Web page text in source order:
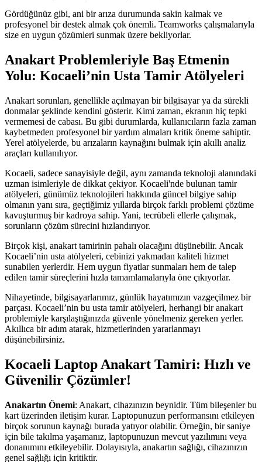
Gördüğünüz gibi, ani bir arıza durumunda sakin kalmak ve
profesyonel bir destek almak çok önemli. Teamworks çalışmalarıyla
size en uygun çözümleri sunmak üzere bekliyorlar.
Anakart Problemleriyle Baş Etmenin
Yolu: Kocaeli’nin Usta Tamir Atölyeleri
Anakart sorunları, genellikle açılmayan bir bilgisayar ya da sürekli
donmalar şeklinde kendini gösterir. Kimi zaman, ekranın hiç tepki
vermemesi de cabası. Bu gibi durumlarda, kullanıcıların fazla zaman
kaybetmeden profesyonel bir yardım almaları kritik öneme sahiptir.
Yerel atölyelerde, bu arızaların kaynağını bulmak için akıllı analiz
araçları kullanılıyor.
Kocaeli, sadece sanayisiyle değil, aynı zamanda teknoloji alanındaki
uzman isimleriyle de dikkat çekiyor. Kocaeli'nde bulunan tamir
atölyeleri, günümüz teknolojileri hakkında güncel bilgiye sahip
olmanın yanı sıra, geçtiğimiz yıllarda birçok farklı problemi çözüme
kavuşturmuş bir kadroya sahip. Yani, tecrübeli ellerle çalışmak,
sorunların çözüm sürecini hızlandırıyor.
Birçok kişi, anakart tamirinin pahalı olacağını düşünebilir. Ancak
Kocaeli’nin usta atölyeleri, cebinizi yakmadan kaliteli hizmet
sunabilen yerlerdir. Hem uygun fiyatlar sunmaları hem de talep
edilen tamir süreçlerini hızla tamamlamalarıyla öne çıkıyorlar.
Nihayetinde, bilgisayarlarımız, günlük hayatımızın vazgeçilmez bir
parçası. Kocaeli’nin bu usta tamir atölyeleri, herhangi bir anakart
problemiyle karşılaştığınızda güvenle yönelmeniz gereken yerler.
Akıllıca bir adım atarak, hizmetlerinden yararlanmayı
düşünebilirsiniz.
Kocaeli Laptop Anakart Tamiri: Hızlı ve
Güvenilir Çözümler!
Anakartın Önemi: Anakart, cihazınızın beynidir. Tüm bileşenler bu
kart üzerinden iletişim kurar. Laptopunuzun performansını etkileyen
birçok sorunun kaynağı burada yatıyor olabilir. Örneğin, bir saniye
için bile takılma yaşamanız, laptopunuzun mevcut yazılımını veya
donanımını etkileyebilir. Dolayısıyla, anakartın sağlığı, cihazınızın
genel sağlığı için kritiktir.